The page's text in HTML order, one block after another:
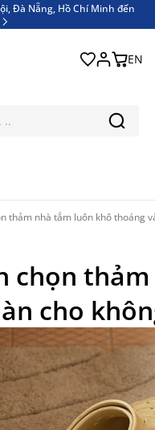
Đà Nẵng, Hồ Chí Minh đến
EN
thảm nhà tắm luôn khô thoáng
chọn
cho